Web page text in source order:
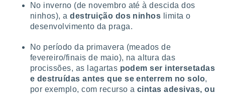
No inverno (de novembro até à descida dos
ninhos), adestruição dos ninhos limita o
desenvolvimento da praga.
No período da primavera (meados de
fevereiro/finais de maio), na altura das
procissões, as lagartas podem ser intersetadas
e destruídas antes que se enterrem no solo,
por exemplo, com recurso a cintas adesivas, ou